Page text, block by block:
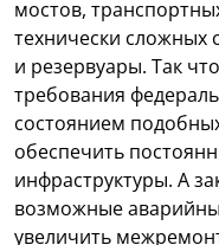
мостов,
технически сложных
и резервуары. Так
требования
состоянием
обеспечить
инфраструктуры. А
возможные
увеличить